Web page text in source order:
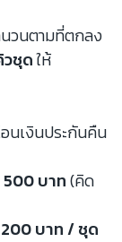
นวนตามที่ตกลง
ชุดให้
นเงินประกันคืน
500 บาท(คิด
200 บาท / ชุด